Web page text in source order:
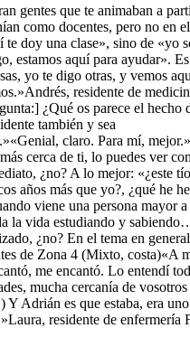
gentes que te animaban a
como docentes, pero no en
te doy una clase», sino de «yo
estamos aquí para ayudar».
yo te digo otras, y vemos
Andrés, residente de
¿Qué os parece el hecho
también y sea
claro. Para mí,
cerca de ti, lo puedes ver
¿no? A lo mejor: «¿este
años más que yo?, ¿qué he
viene una persona mayor
la vida estudiando y
¿no? En el tema en
de Zona 4 (Mixto, costa)«A
me encantó. Lo entendí
mucha cercanía de
Y Adrián es que estaba, era
Laura, residente de enfermería